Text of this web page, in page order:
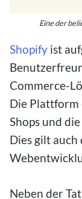
Eine der
Shopify ist
Commerce-
Die Plattform
Shops und
Dies gilt auch
Neben der